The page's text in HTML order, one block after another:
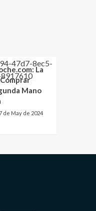
La
Mano
de May de 2024